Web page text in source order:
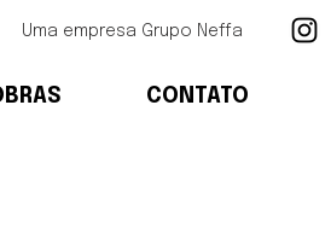
Uma empresa Grupo Neffa
CONTATO